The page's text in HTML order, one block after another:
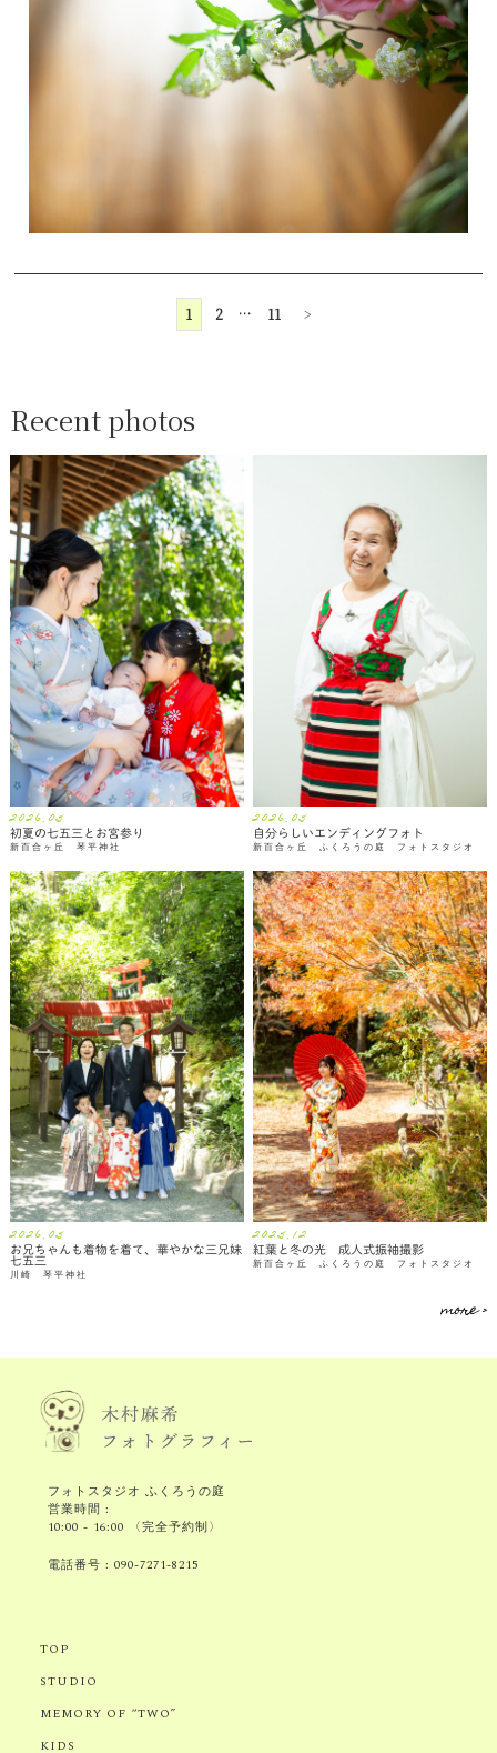
1 2 … 11 >
Recent photos
2026.05
初夏の七五三とお宮参り
新百合ヶ丘 琴平神社
2026.05
自分らしいエンディングフォト
新百合ヶ丘 ふくろうの庭 フォトスタジオ
2026.05
お兄ちゃんも着物を着て、華やかな三兄妹
七五三
川崎 琴平神社
2025.12
紅葉と冬の光 成人式振袖撮影
新百合ヶ丘 ふくろうの庭 フォトスタジオ
more >
フォトスタジオ ふくろうの庭
営業時間 :
10:00 - 16:00 〈完全予約制〉
電話番号 :090-7271-8215
TOP
STUDIO
MEMORY OF “TWO”
KIDS